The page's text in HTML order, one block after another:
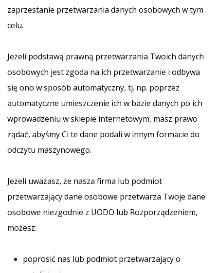
zaprzestanie przetwarzania danych osobowych w tym
celu.
Jeżeli podstawą prawną przetwarzania Twoich danych
osobowych jest zgoda na ich przetwarzanie i odbywa
się ono w sposób automatyczny, tj. np. poprzez
automatyczne umieszczenie ich w bazie danych po ich
wprowadzeniu w sklepie internetowym, masz prawo
żądać, abyśmy Ci te dane podali w innym formacie do
odczytu maszynowego.
Jeżeli uważasz, że nasza firma lub podmiot
przetwarzający dane osobowe przetwarza Twoje dane
osobowe niezgodnie z UODO lub Rozporządzeniem,
możesz:
poprosić nas lub podmiot przetwarzający o